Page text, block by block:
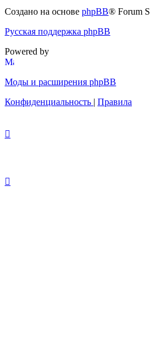
Создано на основе phpBB® Forum
Русская поддержка phpBB
Powered by
Моды и расширения phpBB
Конфиденциальность | Правила